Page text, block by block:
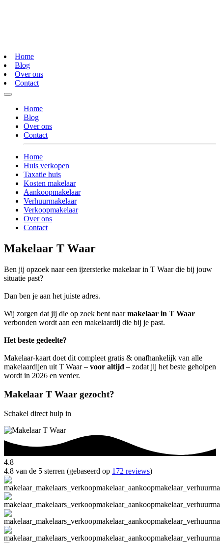
Home
Blog
Over ons
Contact
Home
Blog
Over ons
Contact
Home
Huis verkopen
Taxatie huis
Kosten makelaar
Aankoopmakelaar
Verhuurmakelaar
Verkoopmakelaar
Over ons
Contact
Makelaar T Waar
Ben jij opzoek naar een ijzersterke makelaar in T Waar die bij jouw
situatie past?
Dan ben je aan het juiste adres.
Wij zorgen dat jij die op zoek bent naarmakelaar in T Waar
verbonden wordt aan een makelaardij die bij je past.
Het beste gedeelte?
Makelaar-kaart doet dit compleet gratis & onafhankelijk van alle
makelaardijen uit T Waar – voor altijd – zodat jij het beste geholpen
wordt in 2026 en verder.
Makelaar T Waar gezocht?
Schakel direct hulp in
4.8
4.8 van de 5 sterren (gebaseerd op 172 reviews)